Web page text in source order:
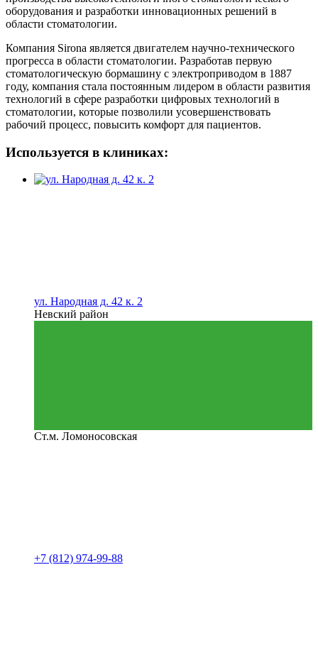
оборудования и разработки инновационных решений в
области стоматологии.
Компания Sirona является двигателем научно-технического
прогресса в области стоматологии. Разработав первую
стоматологическую бормашину с электроприводом в 1887
году, компания стала постоянным лидером в области развития
технологий в сфере разработки цифровых технологий в
стоматологии, которые позволили усовершенствовать
рабочий процесс, повысить комфорт для пациентов.
Используется в клиниках:
ул. Народная д. 42 к. 2
Невский район
Ст.м. Ломоносовская
+7 (812) 974-99-88